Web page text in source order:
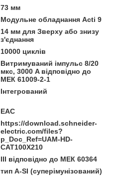
73 мм
Модульне обладнання Acti 9
14 мм для Зверху або знизу
з'єднання
10000 циклів
Витримуваний імпульс 8/20
мкс, 3000 A відповідно до
МЕК 61009-2-1
Інтегрований
EAC
https://download.schneider-
electric.com/files?
p_Doc_Ref=UAM-HD-
CAT100X210
ІІІ відповідно до МЕК 60364
тип A-SI (суперімунізований)